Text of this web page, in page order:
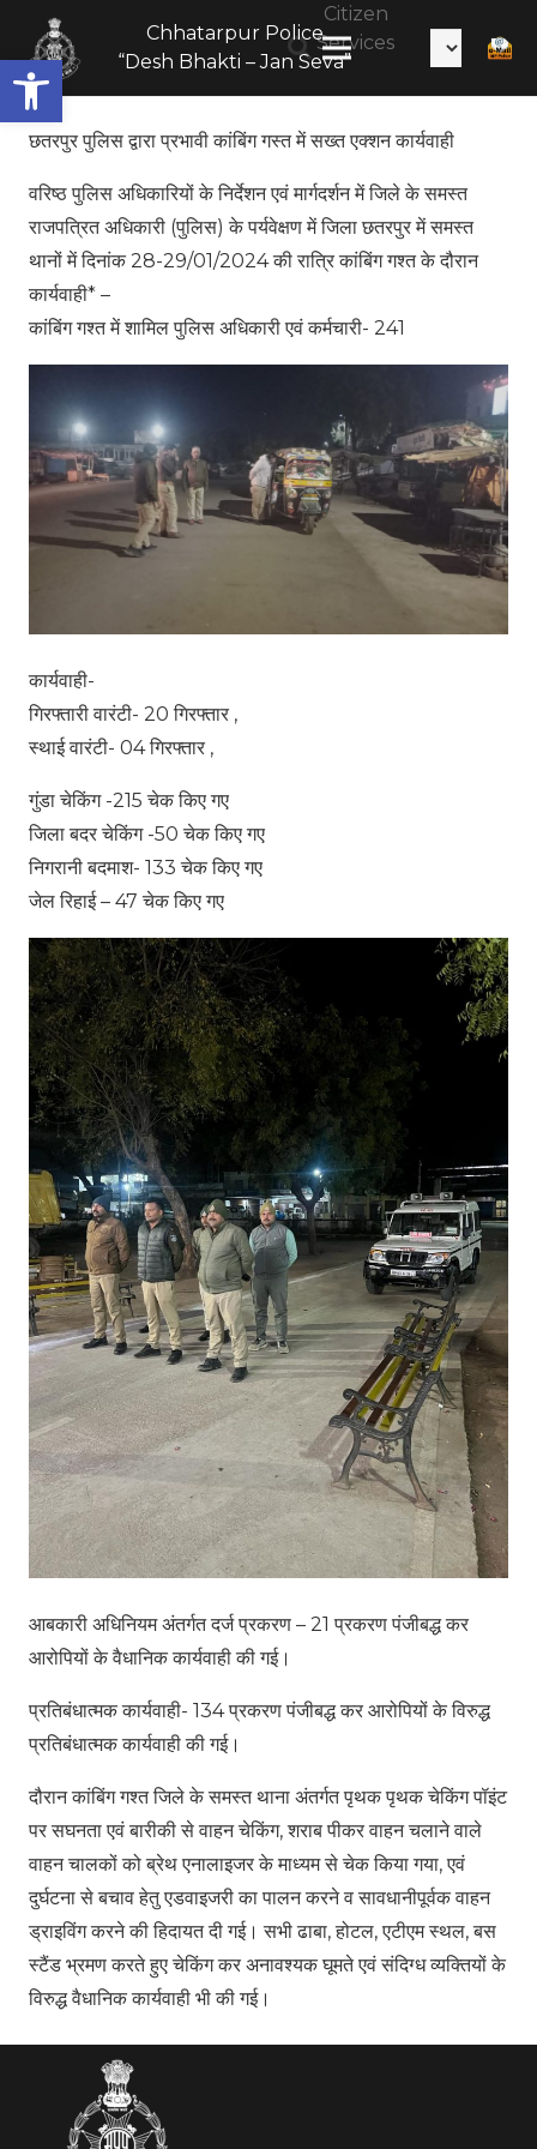
Open toolbar
Chhatarpur Police
“Desh Bhakti – Jan Seva”
Citizen
Services
छतरपुर पुलिस द्वारा प्रभावी कांबिंग गस्त में सख्त एक्शन कार्यवाही
वरिष्ठ पुलिस अधिकारियों के निर्देशन एवं मार्गदर्शन में जिले के समस्त
राजपत्रित अधिकारी (पुलिस) के पर्यवेक्षण में जिला छतरपुर में समस्त
थानों में दिनांक 28-29/01/2024 की रात्रि कांबिंग गश्त के दौरान
कार्यवाही* –
कांबिंग गश्त में शामिल पुलिस अधिकारी एवं कर्मचारी- 241
कार्यवाही-
गिरफ्तारी वारंटी- 20 गिरफ्तार ,
स्थाई वारंटी- 04 गिरफ्तार ,
गुंडा चेकिंग -215 चेक किए गए
जिला बदर चेकिंग -50 चेक किए गए
निगरानी बदमाश- 133 चेक किए गए
जेल रिहाई – 47 चेक किए गए
आबकारी अधिनियम अंतर्गत दर्ज प्रकरण – 21 प्रकरण पंजीबद्ध कर
आरोपियों के वैधानिक कार्यवाही की गई।
प्रतिबंधात्मक कार्यवाही- 134 प्रकरण पंजीबद्ध कर आरोपियों के विरुद्ध
प्रतिबंधात्मक कार्यवाही की गई।
दौरान कांबिंग गश्त जिले के समस्त थाना अंतर्गत पृथक पृथक चेकिंग पॉइंट
पर सघनता एवं बारीकी से वाहन चेकिंग, शराब पीकर वाहन चलाने वाले
वाहन चालकों को ब्रेथ एनालाइजर के माध्यम से चेक किया गया, एवं
दुर्घटना से बचाव हेतु एडवाइजरी का पालन करने व सावधानीपूर्वक वाहन
ड्राइविंग करने की हिदायत दी गई। सभी ढाबा, होटल, एटीएम स्थल, बस
स्टैंड भ्रमण करते हुए चेकिंग कर अनावश्यक घूमते एवं संदिग्ध व्यक्तियों के
विरुद्ध वैधानिक कार्यवाही भी की गई।